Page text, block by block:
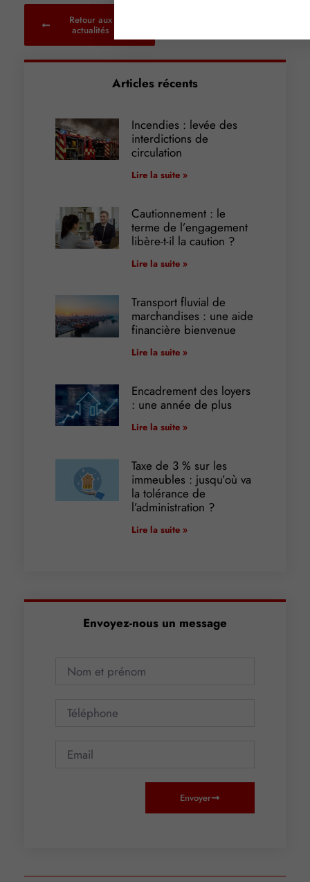
Retour aux
actualités
Articles récents
Incendies : levée des
interdictions de
circulation
Lire la suite »
Cautionnement : le
terme de l’engagement
libère-t-il la caution ?
Lire la suite »
Transport fluvial de
marchandises : une aide
financière bienvenue
Lire la suite »
Encadrement des loyers
: une année de plus
Lire la suite »
Taxe de 3 % sur les
immeubles : jusqu’où va
la tolérance de
l’administration ?
Lire la suite »
Envoyez-nous un message
Envoyer